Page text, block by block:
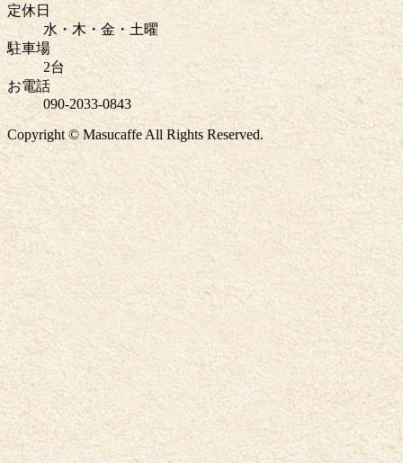
定休日
水・木・金・土曜
駐車場
2台
お電話
090-2033-0843
Copyright © Masucaffe All Rights Reserved.